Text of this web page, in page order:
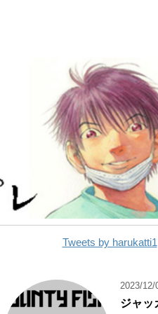
Tweets by harukatti1
2023/12/
ジャッ